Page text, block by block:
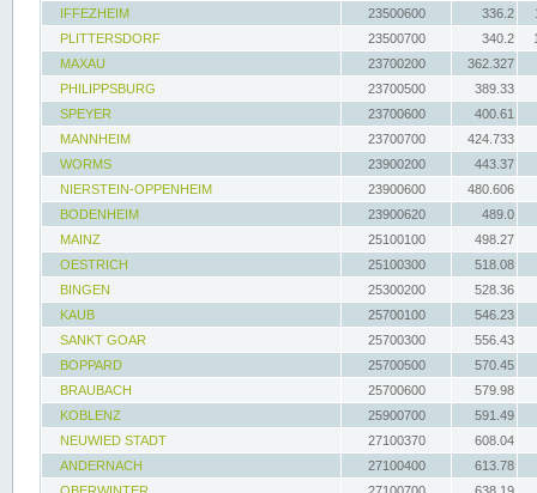
IFFEZHEIM
23500600 336.2
PLITTERSDORF
23500700 340.2
MAXAU
23700200
362.327
PHILIPPSBURG
23700500
389.33
SPEYER
23700600
400.61
MANNHEIM
23700700
424.733
WORMS
23900200
443.37
NIERSTEIN-OPPENHEIM
23900600
480.606
BODENHEIM
23900620
489.0
MAINZ
25100100
498.27
OESTRICH
25100300
518.08
BINGEN
25300200
528.36
KAUB
25700100
546.23
SANKT GOAR
25700300
556.43
BOPPARD
25700500
570.45
BRAUBACH
25700600
579.98
KOBLENZ
25900700
591.49
NEUWIED STADT
27100370
608.04
ANDERNACH
27100400
613.78